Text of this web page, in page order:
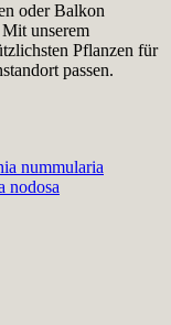
oder Balkon
unserem
Pflanzen für
passen.
nummularia
nodosa